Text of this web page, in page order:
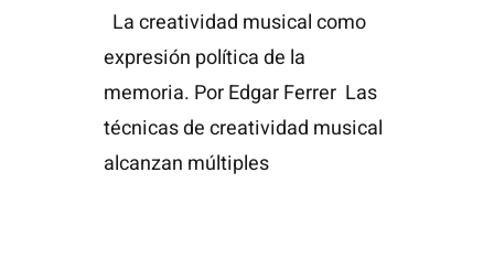
La creatividad musical como
expresión política de la
memoria. Por Edgar Ferrer Las
técnicas de creatividad musical
alcanzan múltiples